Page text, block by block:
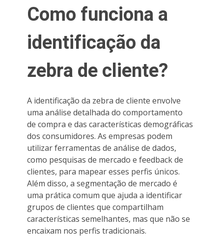
Como funciona a
identificação da
zebra de cliente?
A identificação da zebra de cliente envolve
uma análise detalhada do comportamento
de compra e das características demográficas
dos consumidores. As empresas podem
utilizar ferramentas de análise de dados,
como pesquisas de mercado e feedback de
clientes, para mapear esses perfis únicos.
Além disso, a segmentação de mercado é
uma prática comum que ajuda a identificar
grupos de clientes que compartilham
características semelhantes, mas que não se
encaixam nos perfis tradicionais.